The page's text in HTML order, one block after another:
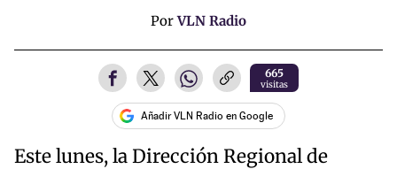
PorVLN Radio
665
visitas
Añadir VLN Radio en Google
Este lunes, la Dirección Regional de